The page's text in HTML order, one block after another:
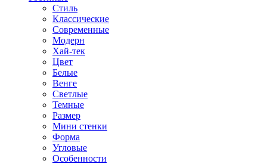
Стиль
Классические
Современные
Модерн
Хай-тек
Цвет
Белые
Венге
Светлые
Темные
Размер
Мини стенки
Форма
Угловые
Особенности